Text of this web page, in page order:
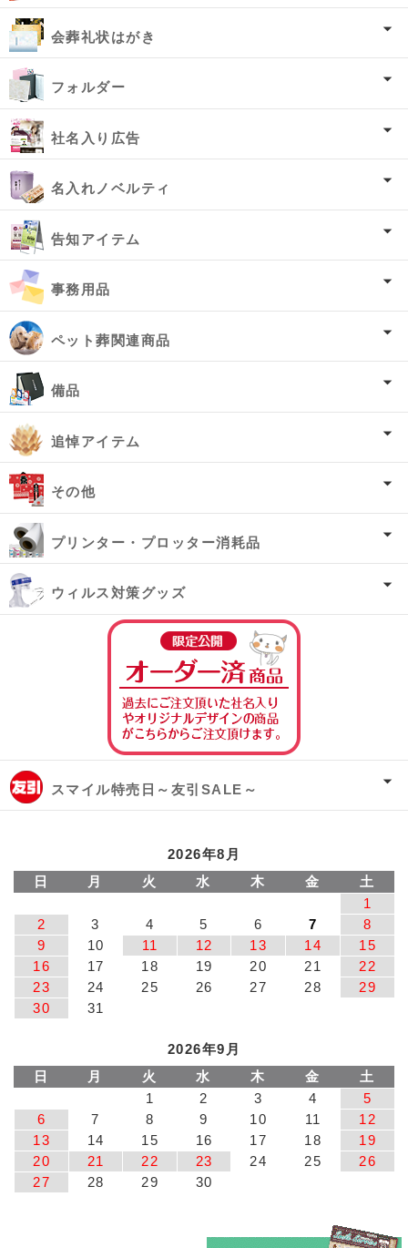
会葬礼状はがき
フォルダー
社名入り広告
名入れノベルティ
告知アイテム
事務用品
ペット葬関連商品
備品
追悼アイテム
その他
プリンター・プロッター消耗品
ウィルス対策グッズ
スマイル特売日～友引SALE～
2026年8月
日
月 火 水 木 金
土
1
2
3 4 5 6 7
8
9
10 11 12 13 14
15
16
17 18 19 20 21
22
23
24 25 26 27 28
29
30
31
2026年9月
日
月 火 水 木 金
土
1
2 3 4
5
6
7 8 9 10 11
12
13
14 15 16 17 18
19
20
21 22 23 24 25
26
27
28 29 30